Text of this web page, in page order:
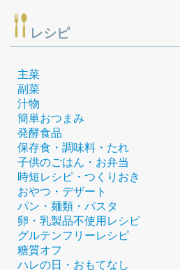
レシピ
主菜
副菜
汁物
簡単おつまみ
発酵食品
保存食・調味料・たれ
子供のごはん・お弁当
時短レシピ・つくりおき
おやつ・デザート
パン・麺類・パスタ
卵・乳製品不使用レシピ
グルテンフリーレシピ
糖質オフ
ハレの日・おもてなし